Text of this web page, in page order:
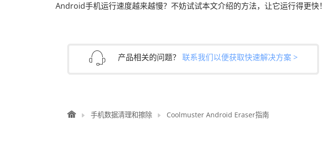
Android手机运行速度越来越慢？不妨试试本文介绍的方法，让它运行得更快！
产品相关的问题？ 联系我们以便获取快速解决方案 >
手机数据清理和擦除 Coolmuster Android Eraser指南